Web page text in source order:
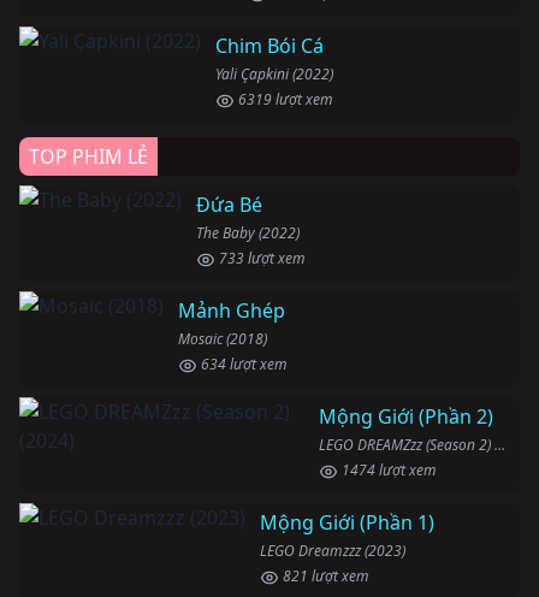
Chim Bói Cá
Yali Çapkini (2022)
6319 lượt xem
TOP PHIM LẺ
Đứa Bé
The Baby (2022)
733 lượt xem
Mảnh Ghép
Mosaic (2018)
634 lượt xem
Mộng Giới (Phần 2)
LEGO DREAMZzz (Season 2) (2024)
1474 lượt xem
Mộng Giới (Phần 1)
LEGO Dreamzzz (2023)
821 lượt xem